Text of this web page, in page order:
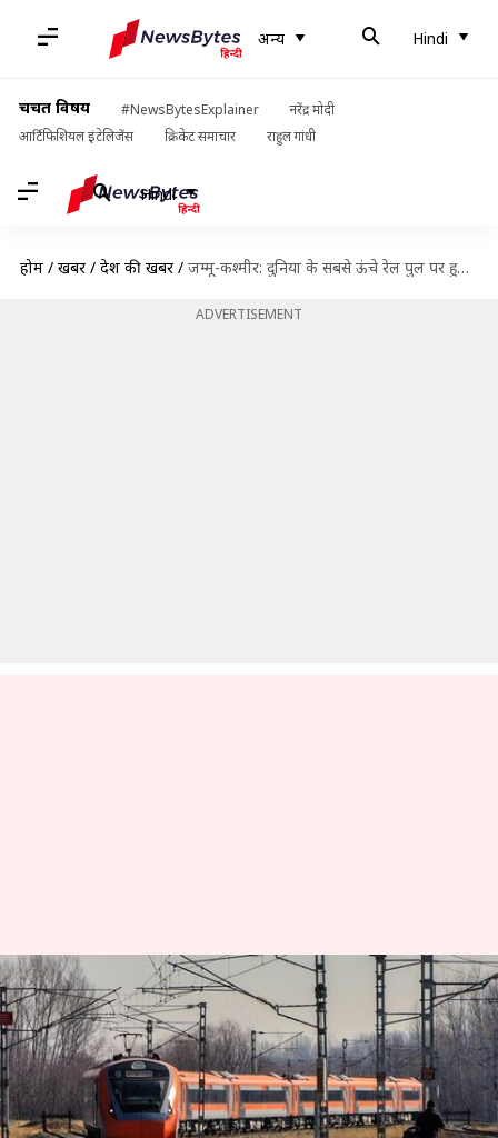
अन्य Hindi
चर्चित विषय #NewsBytesExplainer
नरेंद्र मोदी
आर्टिफिशियल इंटेलिजेंस
क्रिकेट समाचार राहुल गांधी
Hindi
होम / खबरें / देश की खबरें / जम्मू-कश्मीर: दुनिया के सबसे ऊंचे रेल पुल पर हुआ वंदे भारत ट्रेन का सफल ट्रायल रन
ADVERTISEMENT
जम्मू-कश्मीर: दुनिया के सबसे ऊंचे रेल
पुल पर हुआ वंदे भारत ट्रेन का सफल
ट्रायल रन
लेखन भारत शर्मा Jan 25, 2025 03:03 pm